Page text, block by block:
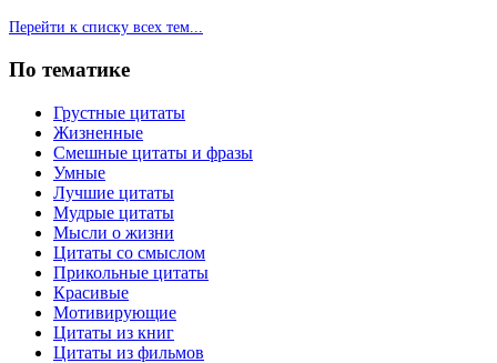
Перейти к списку всех тем...
По тематике
Грустные цитаты
Жизненные
Смешные цитаты и фразы
Умные
Лучшие цитаты
Мудрые цитаты
Мысли о жизни
Цитаты со смыслом
Прикольные цитаты
Красивые
Мотивирующие
Цитаты из книг
Цитаты из фильмов